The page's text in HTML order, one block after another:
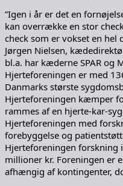
”Igen i år er det en
kan overrække en stor
check som er vokset en
Jørgen Nielsen,
bl.a. har kæderne SPAR og
Hjerteforeningen er med
Danmarks største
Hjerteforeningen kæmper
rammes af en hjerte-kar-
Hjerteforeningen med
forebyggelse og
Hjerteforeningen forskning
millioner kr. Foreningen er
afhængig af kontingenter,